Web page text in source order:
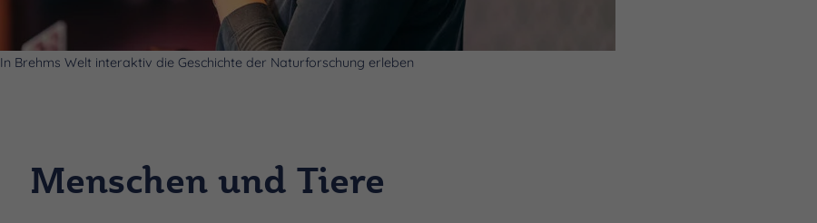
In Brehms Welt interaktiv die Geschichte der Naturforschung erleben
Menschen und Tiere